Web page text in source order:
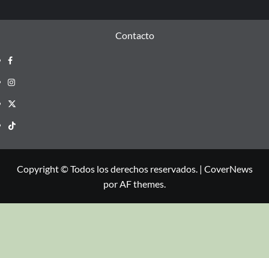
Contacto
Copyright © Todos los derechos reservados. | CoverNews
por AF themes.